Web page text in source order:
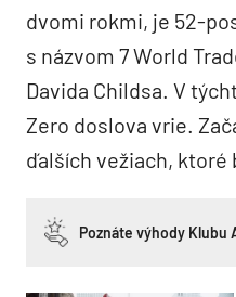
dvomi rokmi, je 52-
s názvom 7 World
Davida Childsa. V
Zero doslova vrie.
ďalších vežiach, ktoré
Poznáte výhody Klubu